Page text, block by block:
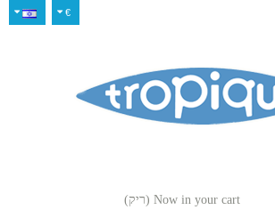
€
Now in your cart (ריק)